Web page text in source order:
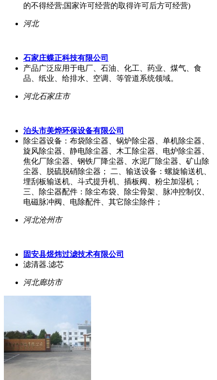
的不得经营;国家许可经营的取得许可后方可经营)
河北
石家庄蝶正科技有限公司
产品广泛应用于电厂、石油、化工、药业、煤气、食
品、纸业、给排水、空调、等管道系统领域。
河北石家庄市
泊头市美烨环保设备有限公司
除尘器设备：布袋除尘器、锅炉除尘器、单机除尘器、
旋风除尘器、静电除尘器、木工除尘器、电炉除尘器、
焦化厂除尘器、钢铁厂降尘器、水泥厂除尘器、矿山除
尘器、脱硫脱硝除尘器； 二、输送设备：螺旋输送机、
埋刮板输送机、斗式提升机、插板阀、粉尘加湿机；
三、除尘器配件：除尘布袋、除尘骨架、脉冲控制仪、
电磁脉冲阀、电除配件、其它除尘除件；
河北沧州市
固安县煜炜过滤技术有限公司
滤清器.滤芯
河北廊坊市